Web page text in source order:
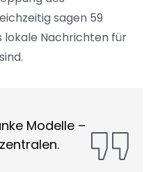
sagen 59
lokale Nachrichten für
Modelle –